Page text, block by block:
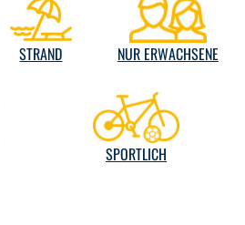
STRAND NUR ERWACHSENE
SPORTLICH